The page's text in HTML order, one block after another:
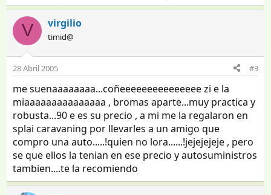
V virgilio
timid@
28 Abril 2005 #3
me suenaaaaaaaa...coñeeeeeeeeeeeeeee zi e la
miaaaaaaaaaaaaaaa , bromas aparte...muy practica y
robusta...90 e es su precio , a mi me la regalaron en
splai caravaning por llevarles a un amigo que
compro una auto.....!quien no lora......!jejejejeje , pero
se que ellos la tenian en ese precio y autosuministros
tambien....te la recomiendo